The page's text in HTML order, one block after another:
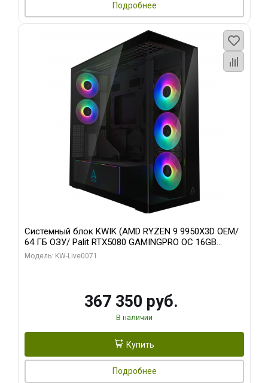
Подробнее
Системный блок KWIK (AMD RYZEN 9 9950X3D OEM/
64 ГБ ОЗУ/ Palit RTX5080 GAMINGPRO OC 16GB
GDDR7 256bit 3xDP HD/ 960 ГБ SSD)
Модель: KW-Live0071
367 350 руб.
В наличии
Купить
Подробнее